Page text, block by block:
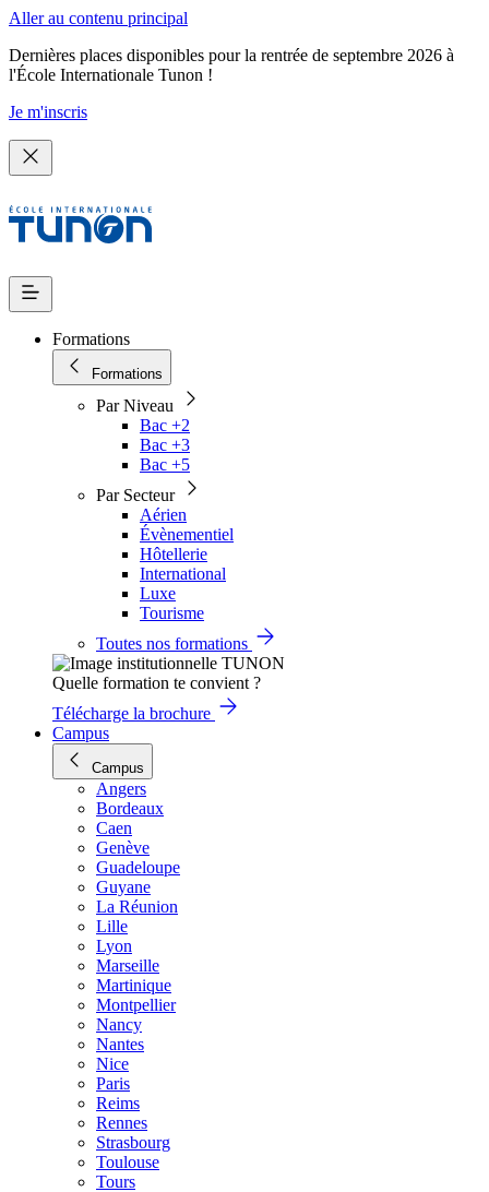
Aller au contenu principal
Dernières places disponibles pour la rentrée de septembre 2026 à
l'École Internationale Tunon !
Je m'inscris
Formations
Formations
Par Niveau
Bac +2
Bac +3
Bac +5
Par Secteur
Aérien
Évènementiel
Hôtellerie
International
Luxe
Tourisme
Toutes nos formations
Quelle formation te convient ?
Télécharge la brochure
Campus
Campus
Angers
Bordeaux
Caen
Genève
Guadeloupe
Guyane
La Réunion
Lille
Lyon
Marseille
Martinique
Montpellier
Nancy
Nantes
Nice
Paris
Reims
Rennes
Strasbourg
Toulouse
Tours